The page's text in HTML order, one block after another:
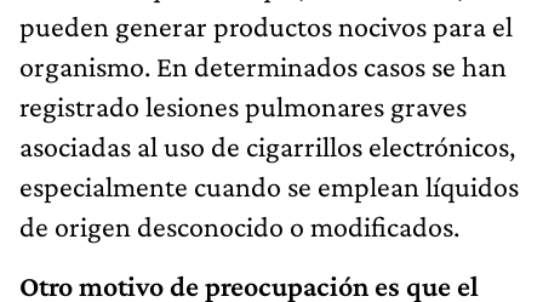
pueden generar productos nocivos para el
organismo. En determinados casos se han
registrado lesiones pulmonares graves
asociadas al uso de cigarrillos electrónicos,
especialmente cuando se emplean líquidos
de origen desconocido o modificados.
Otro motivo de preocupación es que el